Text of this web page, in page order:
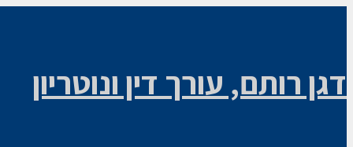
דגן רותם, עורך דין ונוטריון